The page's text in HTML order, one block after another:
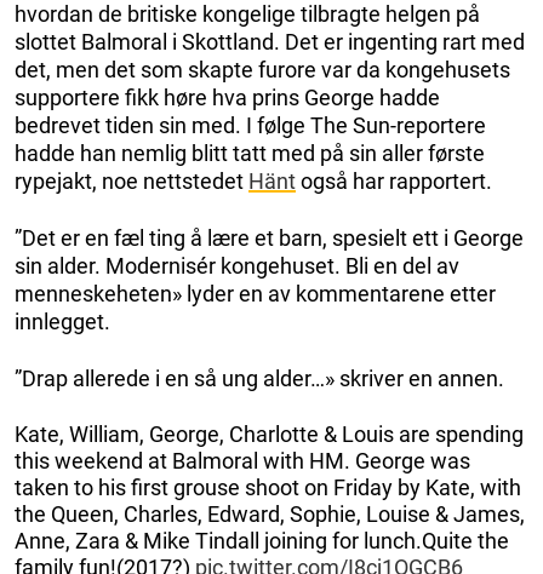
hvordan de britiske kongelige tilbragte helgen på
slottet Balmoral i Skottland. Det er ingenting rart med
det, men det som skapte furore var da kongehusets
supportere fikk høre hva prins George hadde
bedrevet tiden sin med. I følge The Sun-reportere
hadde han nemlig blitt tatt med på sin aller første
rypejakt, noe nettstedet Häntogså har rapportert.
”Det er en fæl ting å lære et barn, spesielt ett i George
sin alder. Modernisér kongehuset. Bli en del av
menneskeheten» lyder en av kommentarene etter
innlegget.
”Drap allerede i en så ung alder…» skriver en annen.
Kate, William, George, Charlotte & Louis are spending
this weekend at Balmoral with HM. George was
taken to his first grouse shoot on Friday by Kate, with
the Queen, Charles, Edward, Sophie, Louise & James,
Anne, Zara & Mike Tindall joining for lunch.Quite the
family fun!(2017?) pic.twitter.com/I8cj1OGCB6